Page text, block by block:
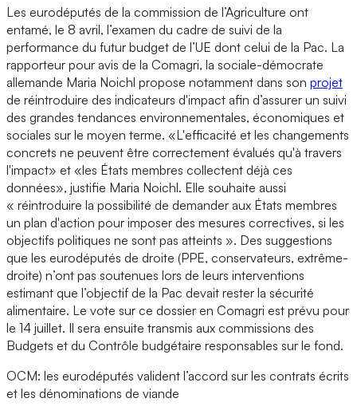
Les eurodéputés de la commission de l’Agriculture ont
entamé, le 8 avril, l’examen du cadre de suivi de la
performance du futur budget de l’UE dont celui de la Pac. La
rapporteur pour avis de la Comagri, la sociale-démocrate
allemande Maria Noichl propose notamment dans son projet
de réintroduire des indicateurs d'impact afin d’assurer un suivi
des grandes tendances environnementales, économiques et
sociales sur le moyen terme. «L'efficacité et les changements
concrets ne peuvent être correctement évalués qu'à travers
l'impact» et «les États membres collectent déjà ces
données», justifie Maria Noichl. Elle souhaite aussi
« réintroduire la possibilité de demander aux États membres
un plan d'action pour imposer des mesures correctives, si les
objectifs politiques ne sont pas atteints ». Des suggestions
que les eurodéputés de droite (PPE, conservateurs, extrême-
droite) n’ont pas soutenues lors de leurs interventions
estimant que l’objectif de la Pac devait rester la sécurité
alimentaire. Le vote sur ce dossier en Comagri est prévu pour
le 14 juillet. Il sera ensuite transmis aux commissions des
Budgets et du Contrôle budgétaire responsables sur le fond.
OCM: les eurodéputés valident l’accord sur les contrats écrits
et les dénominations de viande